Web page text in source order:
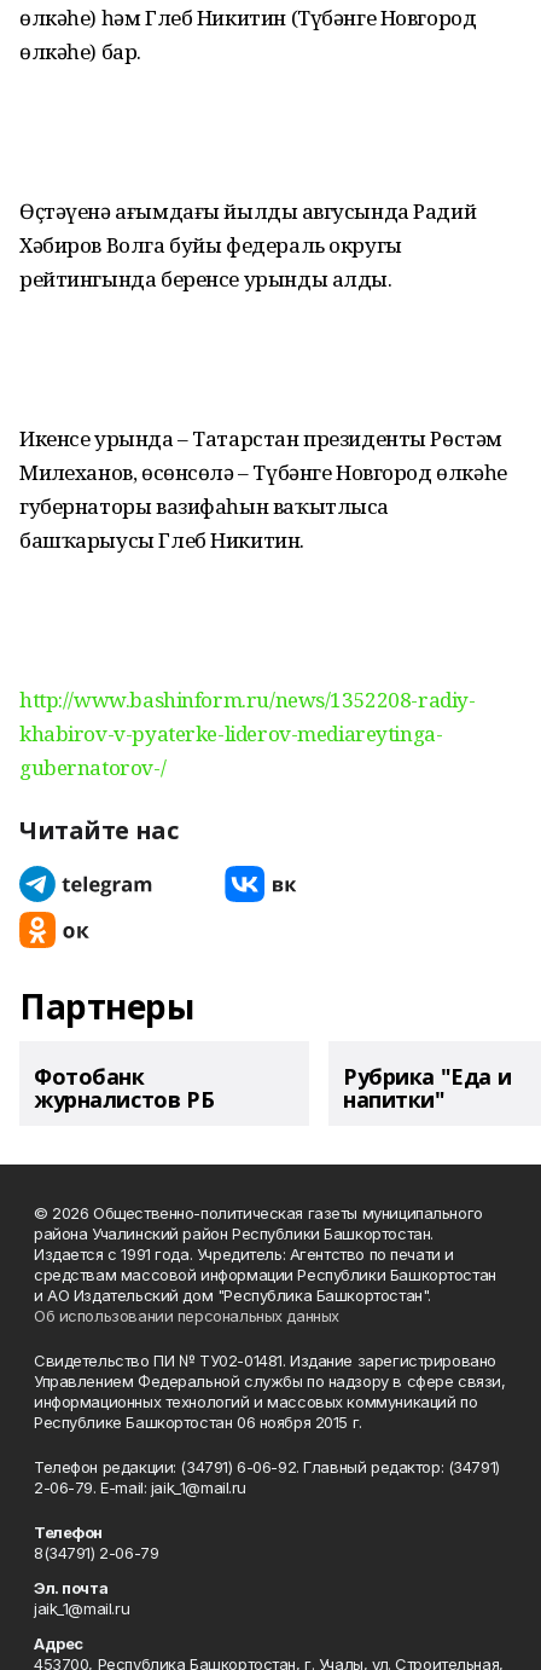
өлкәһе) һәм Глеб Никитин (Түбәнге Новгород
өлкәһе) бар.
Өҫтәүенә ағымдағы йылдың авгусында Радий
Хәбиров Волга буйы федераль округы
рейтингында беренсе урынды алды.
Икенсе урында – Татарстан президенты Рөстәм
Миңлеханов, өсөнсөлә – Түбәнге Новгород өлкәһе
губернаторы вазифаһын ваҡытлыса
башҡарыусы Глеб Никитин.
http://www.bashinform.ru/news/1352208-radiy-
khabirov-v-pyaterke-liderov-mediareytinga-
gubernatorov-/
Читайте нас
Партнеры
Фотобанк
журналистов РБ
Рубрика "Еда и
напитки"
© 2026 Общественно-политическая газеты муниципального
района Учалинский район Республики Башкортостан.
Издается с 1991 года. Учредитель: Агентство по печати и
средствам массовой информации Республики Башкортостан
и АО Издательский дом "Республика Башкортостан".
Об использовании персональных данных
Свидетельство ПИ № ТУ02-01481. Издание зарегистрировано
Управлением Федеральной службы по надзору в сфере связи,
информационных технологий и массовых коммуникаций по
Республике Башкортостан 06 ноября 2015 г.
Телефон редакции: (34791) 6-06-92. Главный редактор: (34791)
2-06-79. Е-mаil: jaik_1@mail.ru
Телефон
8(34791) 2-06-79
Эл. почта
jaik_1@mail.ru
Адрес
453700, Республика Башкортостан, г. Учалы, ул. Строительная,